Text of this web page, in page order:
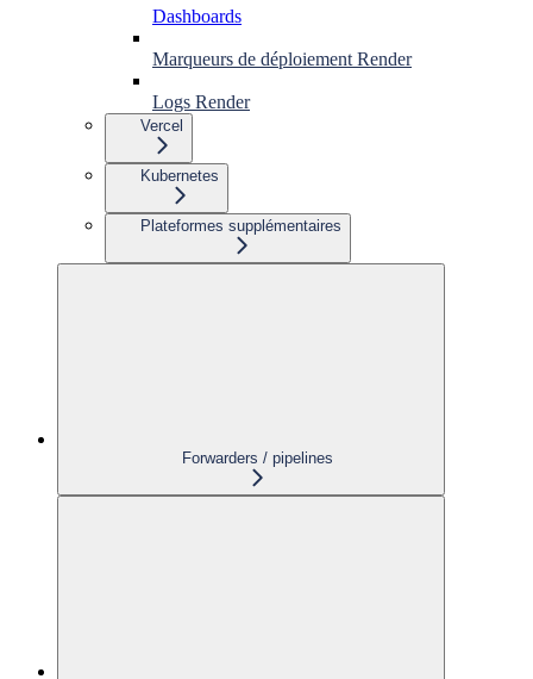
Dashboards
Marqueurs de déploiement Render
Logs Render
Vercel
Kubernetes
Plateformes supplémentaires
Forwarders / pipelines